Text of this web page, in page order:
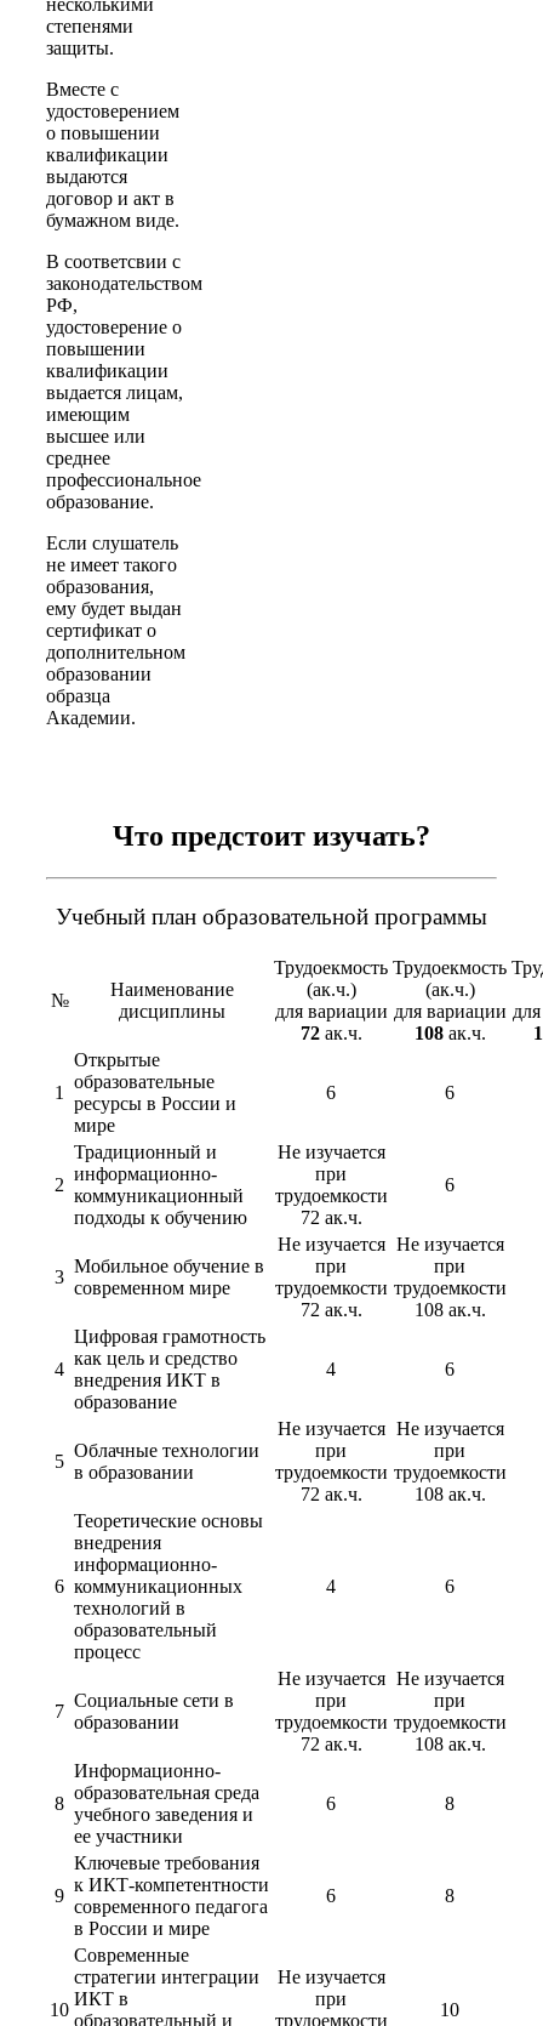
степенями
защиты.
Вместе с
удостоверением
о повышении
квалификации
выдаются
договор и акт в
бумажном виде.
В соответсвии с
законодательством
РФ,
удостоверение о
повышении
квалификации
выдается лицам,
имеющим
высшее или
среднее
профессиональное
образование.
Если слушатель
не имеет такого
образования,
ему будет выдан
сертификат о
дополнительном
образовании
образца
Академии.
Что предстоит изучать?
Учебный план образовательной программы
№
Наименование
дисциплины
Трудоекмость
(ак.ч.)
для вариации
72ак.ч.
Трудоекмость
(ак.ч.)
для вариации
108ак.ч.
1
Открытые
образовательные
ресурсы в России и
мире
6 6
2
Традиционный и
информационно-
коммуникационный
подходы к обучению
Не изучается
при
трудоемкости
72 ак.ч.
6
3
Мобильное обучение в
современном мире
Не изучается
при
трудоемкости
72 ак.ч.
Не изучается
при
трудоемкости
108 ак.ч.
4
Цифровая грамотность
как цель и средство
внедрения ИКТ в
образование
4 6
5
Облачные технологии
в образовании
Не изучается
при
трудоемкости
72 ак.ч.
Не изучается
при
трудоемкости
108 ак.ч.
6
Теоретические основы
внедрения
информационно-
коммуникационных
технологий в
образовательный
процесс
4 6
7
Социальные сети в
образовании
Не изучается
при
трудоемкости
72 ак.ч.
Не изучается
при
трудоемкости
108 ак.ч.
8
Информационно-
образовательная среда
учебного заведения и
ее участники
6 8
9
Ключевые требования
к ИКТ-компетентности
современного педагога
в России и мире
6 8
10
Современные
стратегии интеграции
ИКТ в
образовательный и
Не изучается
при
трудоемкости
10